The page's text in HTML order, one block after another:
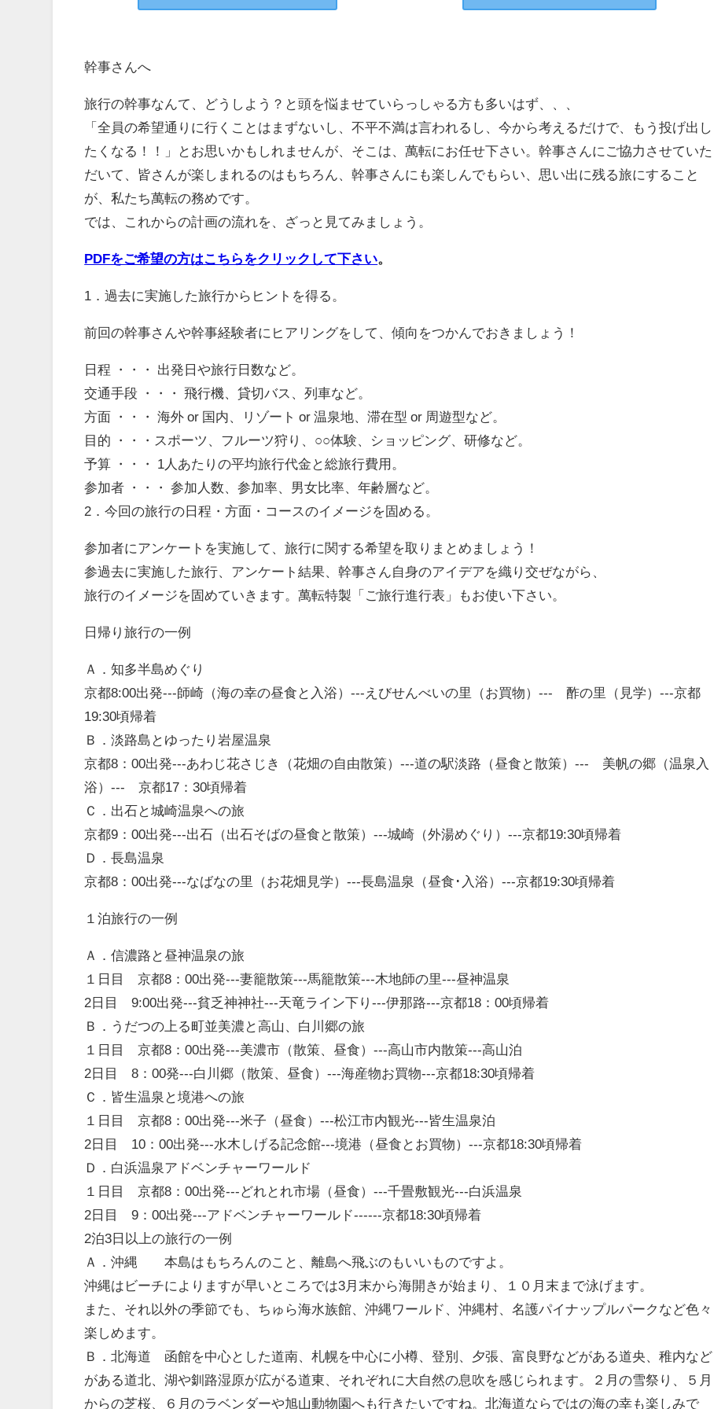
幹事さんへ
旅行の幹事なんて、どうしよう？と頭を悩ませていらっしゃる方も多いはず、、、
「全員の希望通りに行くことはまずないし、不平不満は言われるし、今から考えるだけで、もう投げ出し
たくなる！！」とお思いかもしれませんが、そこは、萬転にお任せ下さい。幹事さんにご協力させていた
だいて、皆さんが楽しまれるのはもちろん、幹事さんにも楽しんでもらい、思い出に残る旅にすること
が、私たち萬転の務めです。
では、これからの計画の流れを、ざっと見てみましょう。
PDFをご希望の方はこちらをクリックして下さい。
1．過去に実施した旅行からヒントを得る。
前回の幹事さんや幹事経験者にヒアリングをして、傾向をつかんでおきましょう！
日程 ・・・ 出発日や旅行日数など。
交通手段 ・・・ 飛行機、貸切バス、列車など。
方面 ・・・ 海外 or 国内、リゾート or 温泉地、滞在型 or 周遊型など。
目的 ・・・スポーツ、フルーツ狩り、○○体験、ショッピング、研修など。
予算 ・・・ 1人あたりの平均旅行代金と総旅行費用。
参加者 ・・・ 参加人数、参加率、男女比率、年齢層など。
2．今回の旅行の日程・方面・コースのイメージを固める。
参加者にアンケートを実施して、旅行に関する希望を取りまとめましょう！
参過去に実施した旅行、アンケート結果、幹事さん自身のアイデアを織り交ぜながら、
旅行のイメージを固めていきます。萬転特製「ご旅行進行表」もお使い下さい。
日帰り旅行の一例
Ａ．知多半島めぐり
京都8:00出発---師崎（海の幸の昼食と入浴）---えびせんべいの里（お買物）--- 酢の里（見学）---京都
19:30頃帰着
Ｂ．淡路島とゆったり岩屋温泉
京都8：00出発---あわじ花さじき（花畑の自由散策）---道の駅淡路（昼食と散策）--- 美帆の郷（温泉入
浴）--- 京都17：30頃帰着
Ｃ．出石と城崎温泉への旅
京都9：00出発---出石（出石そばの昼食と散策）---城崎（外湯めぐり）---京都19:30頃帰着
Ｄ．長島温泉
京都8：00出発---なばなの里（お花畑見学）---長島温泉（昼食･入浴）---京都19:30頃帰着
１泊旅行の一例
Ａ．信濃路と昼神温泉の旅
１日目 京都8：00出発---妻籠散策---馬籠散策---木地師の里---昼神温泉
2日目 9:00出発---貧乏神神社---天竜ライン下り---伊那路---京都18：00頃帰着
Ｂ．うだつの上る町並美濃と高山、白川郷の旅
１日目 京都8：00出発---美濃市（散策、昼食）---高山市内散策---高山泊
2日目 8：00発---白川郷（散策、昼食）---海産物お買物---京都18:30頃帰着
Ｃ．皆生温泉と境港への旅
１日目 京都8：00出発---米子（昼食）---松江市内観光---皆生温泉泊
2日目 10：00出発---水木しげる記念館---境港（昼食とお買物）---京都18:30頃帰着
Ｄ．白浜温泉アドベンチャーワールド
１日目 京都8：00出発---どれとれ市場（昼食）---千畳敷観光---白浜温泉
2日目 9：00出発---アドベンチャーワールド------京都18:30頃帰着
2泊3日以上の旅行の一例
Ａ．沖縄 本島はもちろんのこと、離島へ飛ぶのもいいものですよ。
沖縄はビーチによりますが早いところでは3月末から海開きが始まり、１０月末まで泳げます。
また、それ以外の季節でも、ちゅら海水族館、沖縄ワールド、沖縄村、名護パイナップルパークなど色々
楽しめます。
Ｂ．北海道 函館を中心とした道南、札幌を中心に小樽、登別、夕張、富良野などがある道央、稚内など
がある道北、湖や釧路湿原が広がる道東、それぞれに大自然の息吹を感じられます。２月の雪祭り、５月
からの芝桜、６月のラベンダーや旭山動物園へも行きたいですね。北海道ならではの海の幸も楽しみで